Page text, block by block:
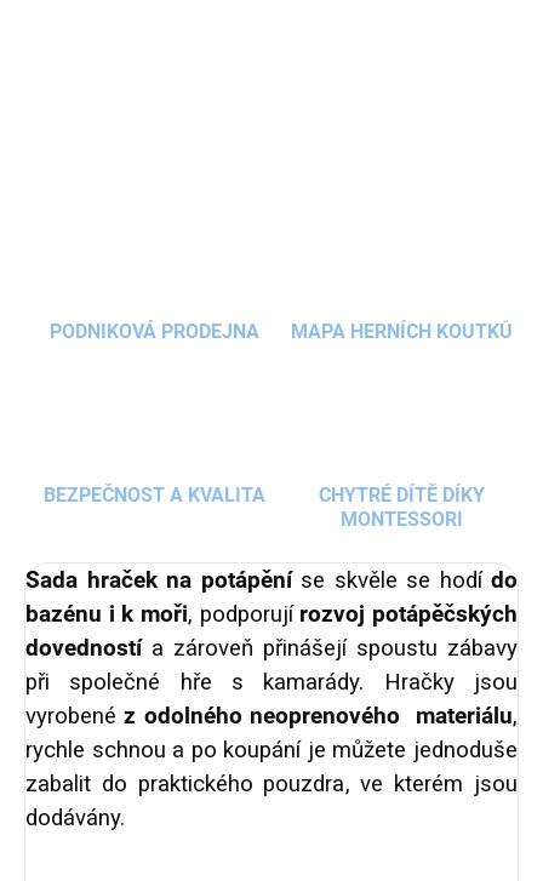
PODNIKOVÁ PRODEJNA MAPA HERNÍCH KOUTKŮ
BEZPEČNOST A KVALITA
CHYTRÉ DÍTĚ DÍKY
MONTESSORI
Sada hraček na potápěníse skvěle se hodí do
bazénu i k moři, podporují rozvoj potápěčských
dovednostía zároveň přinášejí spoustu zábavy
při společné hře s kamarády.
Hračky jsou
vyrobenéz odolného neoprenového materiálu,
rychle schnou a po koupání je můžete jednoduše
zabalit do praktického pouzdra, ve kterém jsou
dodávány.